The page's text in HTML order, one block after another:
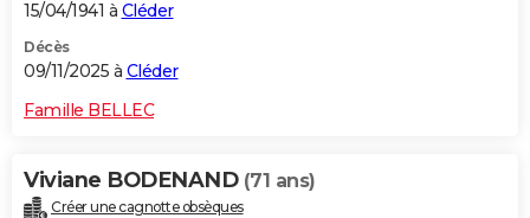
15/04/1941 à Cléder
Décès
09/11/2025 à Cléder
Famille BELLEC
Viviane BODENAND (71 ans)
Créer une cagnotte obsèques